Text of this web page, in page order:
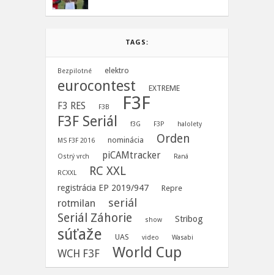
TAGS:
Bezpilotné elektro
eurocontest EXTREME
F3 RES F3B F3F
F3F Seriál f3G F3P halolety
MS F3F 2016 nominácia Orden
Ostrý vrch piCAMtracker Raná
RCXXL RC XXL
registrácia EP 2019/947 Repre
rotmilan seriál
Seriál Záhorie show Stribog
súťaže UAS video Wasabi
WCH F3F World Cup